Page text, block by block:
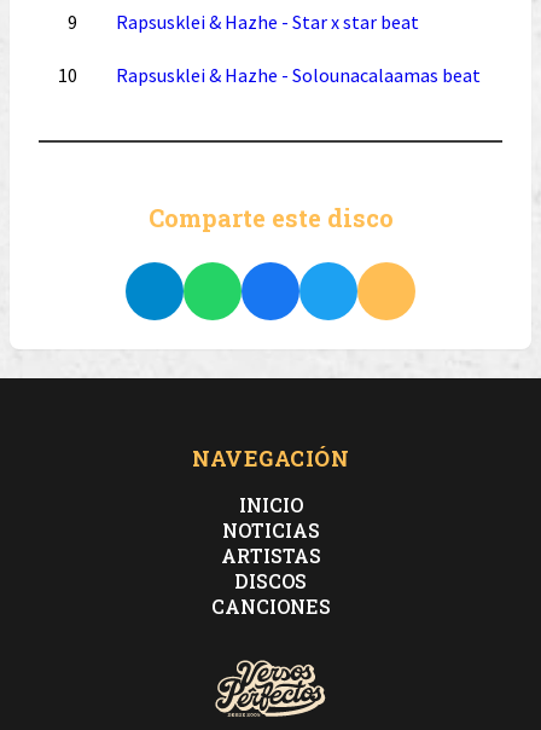
9 Rapsusklei & Hazhe - Star x star beat
10 Rapsusklei & Hazhe - Solounacalaamas beat
Comparte este disco
NAVEGACIÓN
INICIO
NOTICIAS
ARTISTAS
DISCOS
CANCIONES